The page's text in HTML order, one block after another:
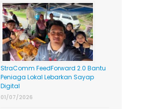
StraComm FeedForward 2.0 Bantu
Peniaga Lokal Lebarkan Sayap
Digital
01/07/2026